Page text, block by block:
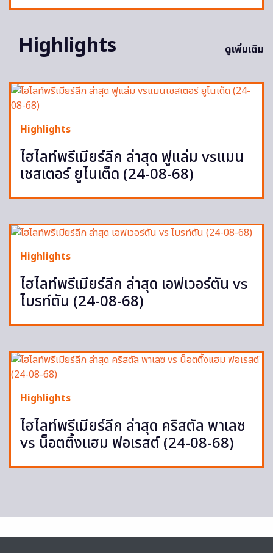
Highlights ดูเพิ่มเติม
Highlights
ไฮไลท์พรีเมียร์ลีก ล่าสุด ฟูแล่ม vsแมน
เชสเตอร์ ยูไนเต็ด (24-08-68)
Highlights
ไฮไลท์พรีเมียร์ลีก ล่าสุด เอฟเวอร์ตัน vs
ไบรท์ตัน (24-08-68)
Highlights
ไฮไลท์พรีเมียร์ลีก ล่าสุด คริสตัล พาเลซ
vs น็อตติ้งแฮม ฟอเรสต์ (24-08-68)